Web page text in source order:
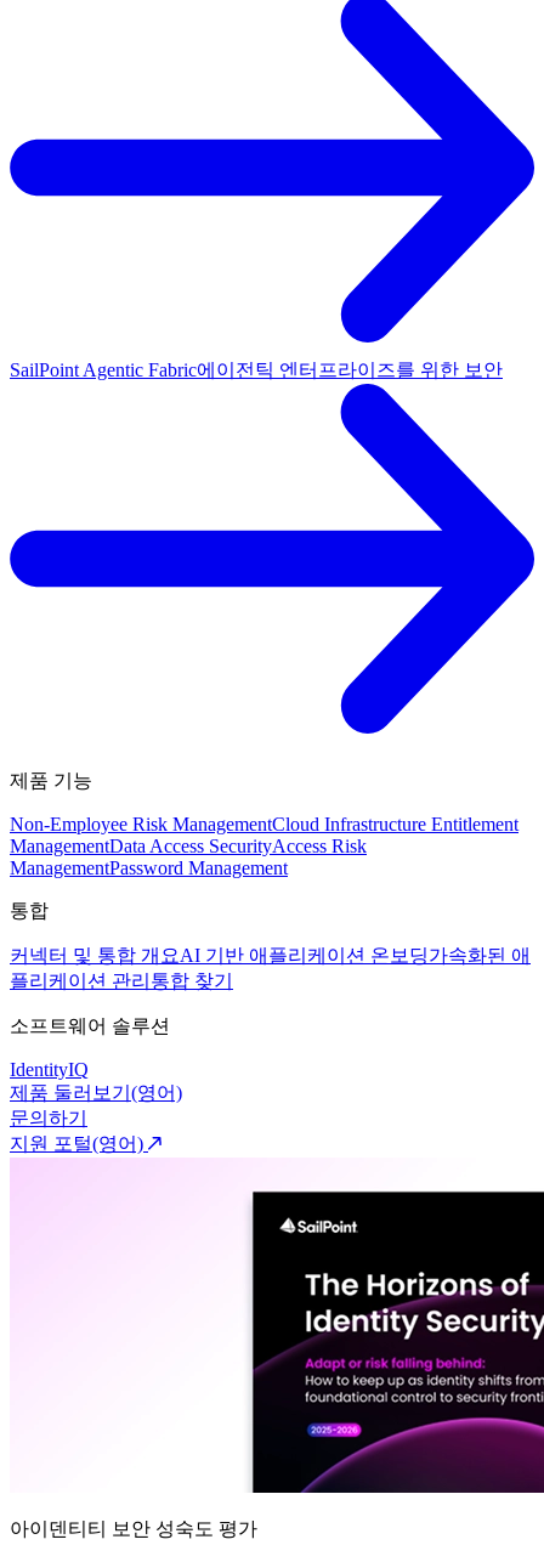
SailPoint Agentic Fabric에이전틱 엔터프라이즈를 위한 보안
제품 기능
Non-Employee Risk ManagementCloud Infrastructure Entitlement
ManagementData Access SecurityAccess Risk
ManagementPassword Management
통합
커넥터 및 통합 개요AI 기반 애플리케이션 온보딩가속화된 애
플리케이션 관리 통합 찾기
소프트웨어 솔루션
IdentityIQ
제품 둘러보기(영어)
문의하기
지원 포털(영어)
아이덴티티 보안 성숙도 평가